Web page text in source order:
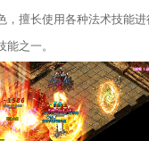
，擅长使用各种法术技能
之一。